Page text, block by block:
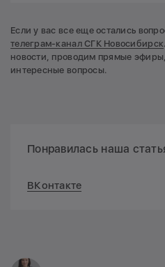
Если у вас все еще остались
телеграм-канал СГК Новосибирск
новости, проводим прямые
интересные вопросы.
Понравилась наша
ВКонтакте